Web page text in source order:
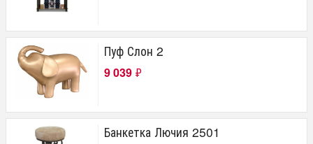
Пуф Слон 2
9 039 ₽
Банкетка Лючия 2501